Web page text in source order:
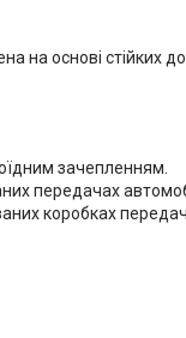
на основі стійких
зачепленням.
передачах
коробках